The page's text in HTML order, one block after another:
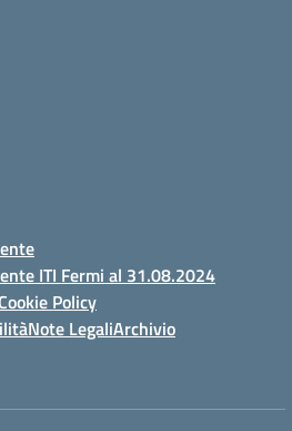
ITI Fermi al 31.08.2024
Policy
Note LegaliArchivio